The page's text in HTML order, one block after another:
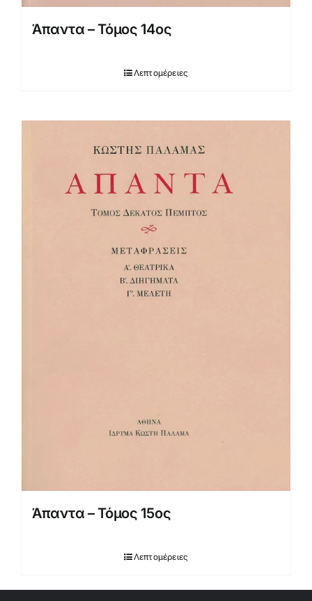
Άπαντα – Τόμος 14ος
Λεπτομέρειες
Άπαντα – Τόμος 15ος
Λεπτομέρειες